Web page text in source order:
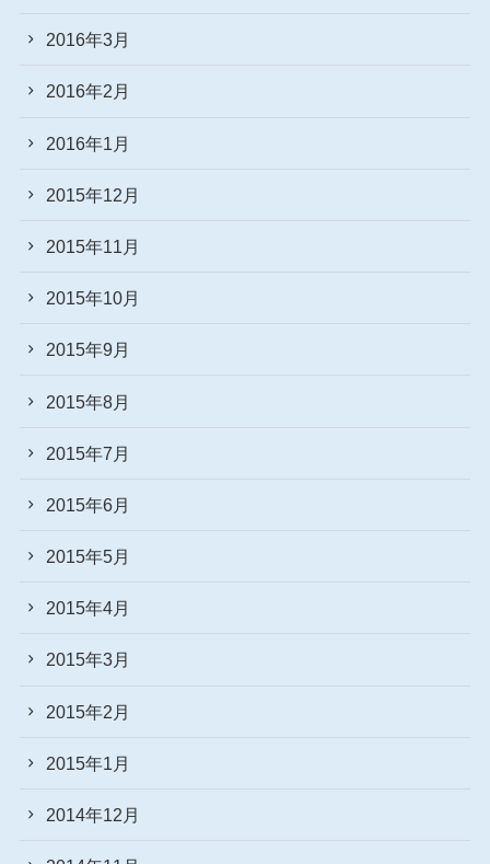
2016年3月
2016年2月
2016年1月
2015年12月
2015年11月
2015年10月
2015年9月
2015年8月
2015年7月
2015年6月
2015年5月
2015年4月
2015年3月
2015年2月
2015年1月
2014年12月